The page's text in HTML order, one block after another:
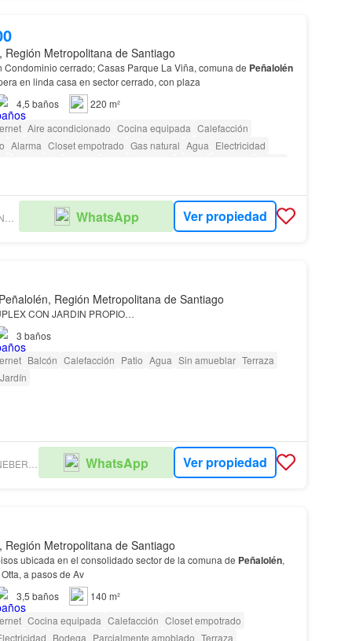
Metropolitana de Santiago
Condominio cerrado; Casas Parque La Viña, comuna de Peñalolén
en linda casa en sector cerrado, con plaza
4,5 baños
220 m²
Aire acondicionado Cocina equipada Calefacción
Alarma Closet empotrado Gas natural Agua Electricidad
WhatsApp Ver propiedad
Región Metropolitana de Santiago
CON JARDIN PROPIO…
3 baños
Balcón Calefacción Patio Agua Sin amueblar Terraza
Jardín
WhatsApp Ver propiedad
Metropolitana de Santiago
ubicada en el consolidado sector de la comuna de Peñalolén,
a pasos de Av
3,5 baños
140 m²
Cocina equipada Calefacción Closet empotrado
Bodega Parcialmente amoblado Terraza